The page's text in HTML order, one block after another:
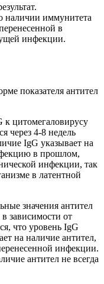
наличии иммунитета
в
инфекции.
показателя антител
к цитомегаловирусу
через 4-8 недель
IgG указывает на
в прошлом,
инфекции, так
в латентной
значения антител
зависимости от
что уровень IgG
на наличие антител,
инфекции.
антител не всегда